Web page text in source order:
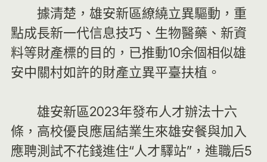
據清楚，雄安新區繚繞立異驅動，重
點成長新一代信息技巧、生物醫藥、新資
料等財產標的目的，已推動10余個相似雄
安中關村如許的財產立異平臺扶植。
雄安新區2023年發布人才辦法十六
條，高校優良應屆結業生來雄安餐與加入
應聘測試不花錢進住“人才驛站”，進職后5